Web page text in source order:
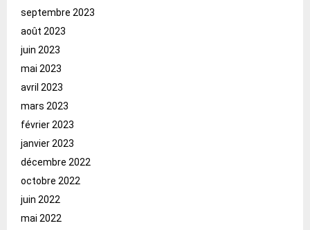
septembre 2023
août 2023
juin 2023
mai 2023
avril 2023
mars 2023
février 2023
janvier 2023
décembre 2022
octobre 2022
juin 2022
mai 2022